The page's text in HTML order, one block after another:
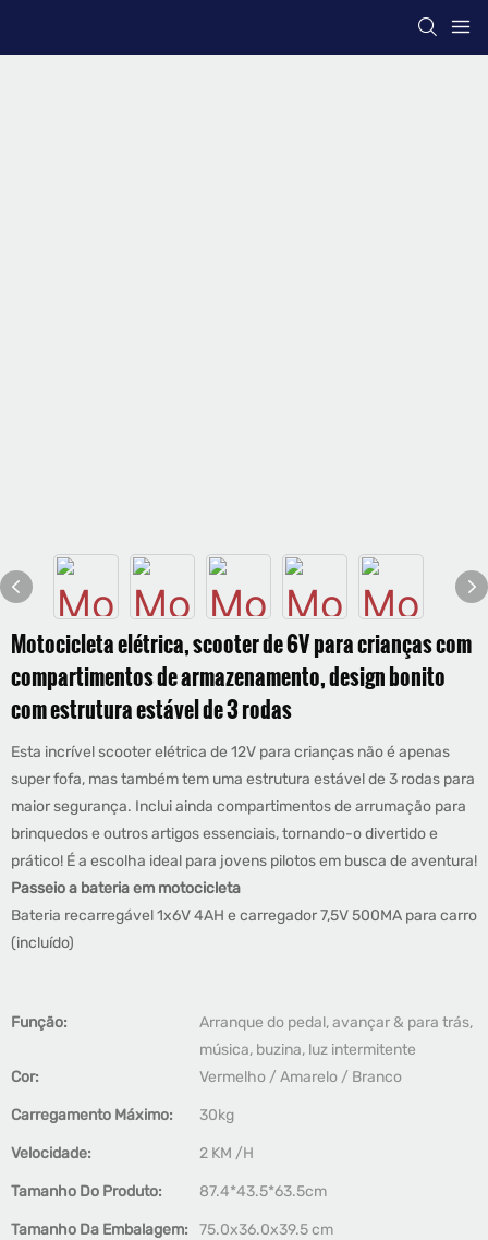
Motocicleta elétrica, scooter de 6V para crianças com
compartimentos de armazenamento, design bonito
com estrutura estável de 3 rodas
Esta incrível scooter elétrica de 12V para crianças não é apenas
super fofa, mas também tem uma estrutura estável de 3 rodas para
maior segurança. Inclui ainda compartimentos de arrumação para
brinquedos e outros artigos essenciais, tornando-o divertido e
prático! É a escolha ideal para jovens pilotos em busca de aventura!
Passeio a bateria em motocicleta
Bateria recarregável 1x6V 4AH e carregador 7,5V 500MA para carro
(incluído)
Função:
Arranque do pedal, avançar & para trás,
música, buzina, luz intermitente
Cor:
Vermelho / Amarelo / Branco
Carregamento Máximo: 30kg
Velocidade: 2 KM /H
Tamanho Do Produto: 87.4*43.5*63.5cm
Tamanho Da Embalagem: 75.0x36.0x39.5 cm